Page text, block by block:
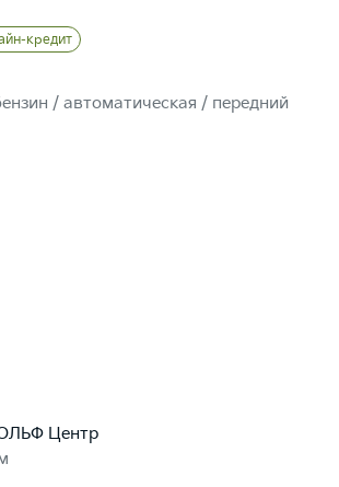
кредит
/ автоматическая / передний
Центр